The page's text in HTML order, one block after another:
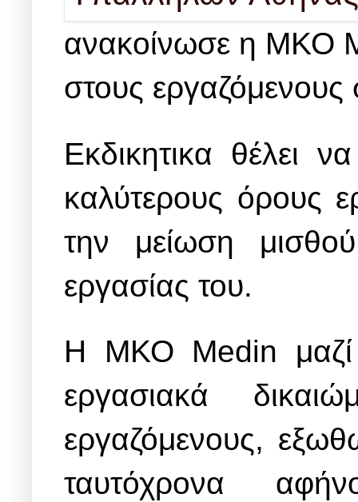
ανακοίνωσε η ΜΚΟ
στους
Εκδικητικα θέλει
καλύτερους όρους
την μείωση
εργασίας του.
Η ΜΚΟ Medin μαζί
εργασιακά
εργαζόμενους,
ταυτόχρονα